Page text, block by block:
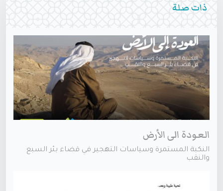
ذات صلة
العودة الى الأرض
النكبة المستمرة وسياسات التهجير في قضاء بئر السبع
والنقب